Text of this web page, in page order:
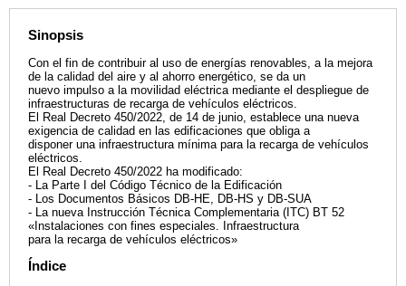
Sinopsis
Con el fin de contribuir al uso de energías renovables, a la mejora
de la calidad del aire y al ahorro energético, se da un
nuevo impulso a la movilidad eléctrica mediante el despliegue de
infraestructuras de recarga de vehículos eléctricos.
El Real Decreto 450/2022, de 14 de junio, establece una nueva
exigencia de calidad en las edificaciones que obliga a
disponer una infraestructura mínima para la recarga de vehículos
eléctricos.
El Real Decreto 450/2022 ha modificado:
- La Parte I del Código Técnico de la Edificación
- Los Documentos Básicos DB-HE, DB-HS y DB-SUA
- La nueva Instrucción Técnica Complementaria (ITC) BT 52
«Instalaciones con fines especiales. Infraestructura
para la recarga de vehículos eléctricos»
Índice